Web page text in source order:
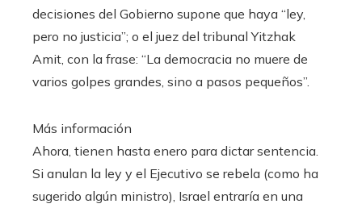
decisiones del Gobierno supone que haya “ley,
pero no justicia”; o el juez del tribunal Yitzhak
Amit, con la frase: “La democracia no muere de
varios golpes grandes, sino a pasos pequeños”.
Más información
Ahora, tienen hasta enero para dictar sentencia.
Si anulan la ley y el Ejecutivo se rebela (como ha
sugerido algún ministro), Israel entraría en una